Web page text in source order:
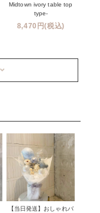
ルバルーン
容-
集
ヶ丘店・滋賀 配送
Midtown ivory table top
type-
8,470円(税込)
【当日発送】おしゃれバ